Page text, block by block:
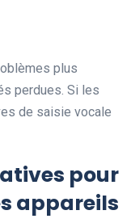
plus
perdues. Si les
de saisie vocale
pour
appareils